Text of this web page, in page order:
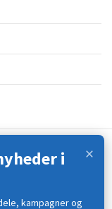
×
i
kampagner og